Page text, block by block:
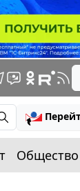
Общество